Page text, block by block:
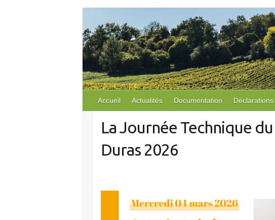
Accueil Actualités Documentation
La Journée Technique
Duras 2026